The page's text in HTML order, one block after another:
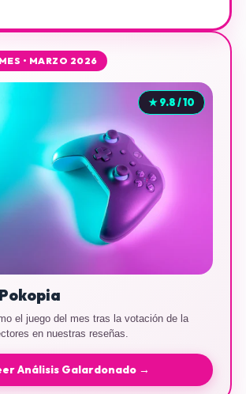
• MARZO 2026
★ 9.8 / 10
el juego del mes tras la votación de la
en nuestras reseñas.
Análisis Galardonado →